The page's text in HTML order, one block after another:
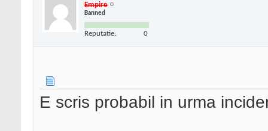
Empire
Banned
Reputatie: 0
E scris probabil in urma